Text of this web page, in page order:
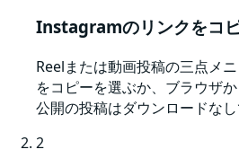
Instagramのリンクをコ
Reelまたは動画投稿の三点メ
をコピーを選ぶか、ブラウザか
公開の投稿はダウンロードなし
2